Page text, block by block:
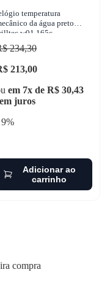
temperatura
da água preto
w01.165c
234,30
213,00
em 7x de R$ 30,43
juros
Adicionar ao
carrinho
compra